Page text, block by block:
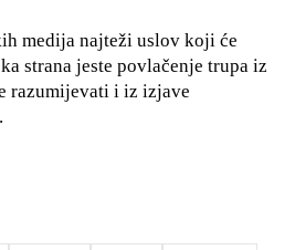
medija najteži uslov koji će
strana jeste povlačenje trupa iz
razumijevati i iz izjave